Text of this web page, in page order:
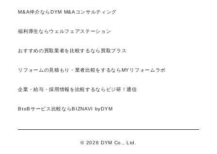
M&A仲介ならDYM M&Aコンサルティング
福利厚生ならウェルフェアステーション
おすすめの買取業者を比較するなら買取プラス
リフォームの見積もり・業者比較をするならMYリフォームラボ
企業・給与・採用情報を比較するならビジ研！通信
BtoBサービス比較ならBIZNAVI byDYM
© 2026 DYM Co., Ltd.